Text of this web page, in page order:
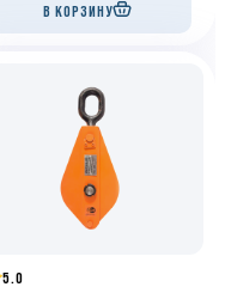
В КОРЗИНУ
5.0